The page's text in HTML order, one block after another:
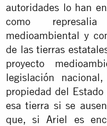
autoridades lo han
como
medioambiental y
de las tierras
proyecto
legislación
propiedad del
esa tierra si se
que, si Ariel es